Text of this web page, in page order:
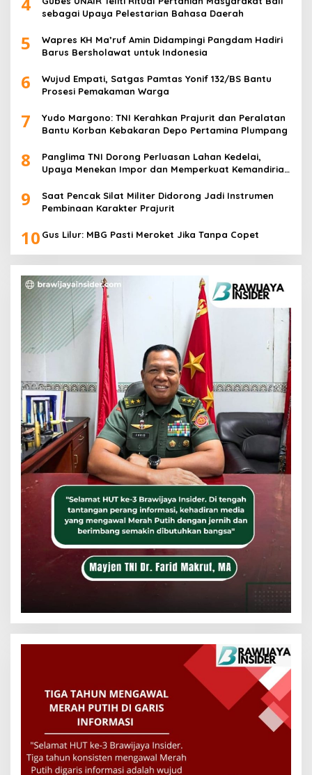
sebagai Upaya Pelestarian Bahasa Daerah
5
Wapres KH Ma’ruf Amin Didampingi Pangdam Hadiri
Barus Bersholawat untuk Indonesia
6
Wujud Empati, Satgas Pamtas Yonif 132/BS Bantu
Prosesi Pemakaman Warga
7
Yudo Margono: TNI Kerahkan Prajurit dan Peralatan
Bantu Korban Kebakaran Depo Pertamina Plumpang
8
Panglima TNI Dorong Perluasan Lahan Kedelai,
Upaya Menekan Impor dan Memperkuat Kemandirian
9
Saat Pencak Silat Militer Didorong Jadi Instrumen
Pembinaan Karakter Prajurit
10 Gus Lilur: MBG Pasti Meroket Jika Tanpa Copet